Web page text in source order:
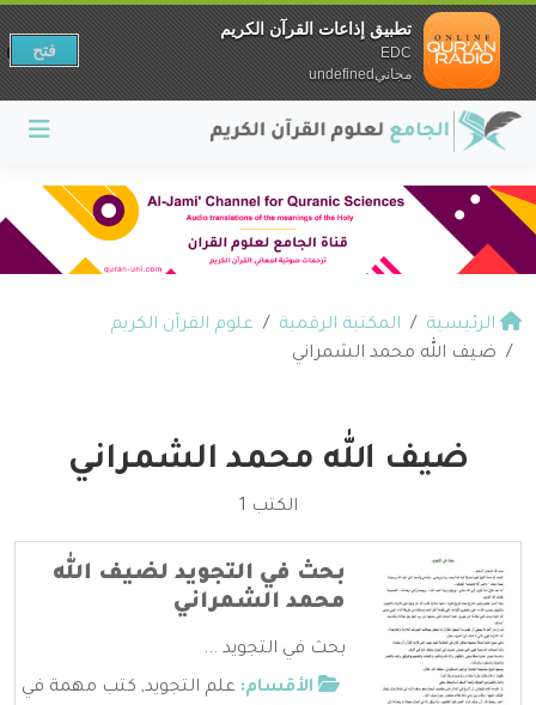
الرئيسية المكتبة الرقمية
علوم القرآن الكريم
ضيف الله محمد الشمراني
ضيف الله محمد الشمراني
الكتب 1
بحث في التجويد لضيف الله
محمد الشمراني
بحث في التجويد ...
الأقسام: علم التجويد, كتب مهمة في
تطبيق إذاعات القرآن الكريم
EDC
مجانيundefined
فتح